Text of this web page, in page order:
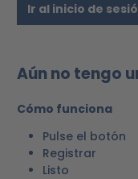
Ir al inicio de
Aún no tengo
Cómo funciona
Pulse el botón
Registrar
Listo